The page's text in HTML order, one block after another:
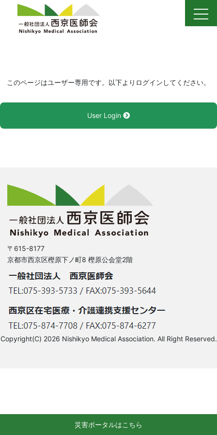
content
このページはユーザー専用です。以下よりログインしてください。
User Login
〒615-8177
京都市西京区樫原下ノ町8 樫原公会堂2階
Copyright(C) 2026 Nishikyo Medical Association. All Right Reserved.
災害ポータルはこちら